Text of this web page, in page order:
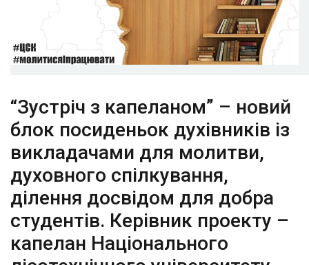
“Зустріч з капеланом” – новий
блок посиденьок духівників із
викладачами для молитви,
духовного спілкування,
ділення досвідом для добра
студентів. Керівник проекту –
капелан Національного